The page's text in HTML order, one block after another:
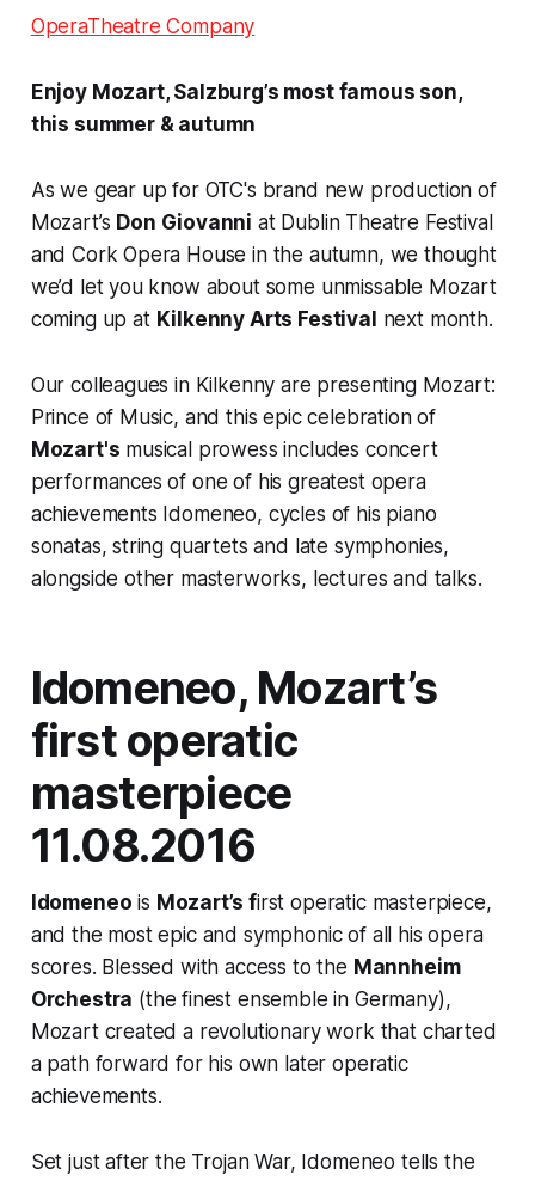
OperaTheatre Company
Enjoy Mozart, Salzburg’s most famous son,
this summer & autumn
As we gear up for OTC's brand new production of
Mozart’s Don Giovanni at Dublin Theatre Festival
and Cork Opera House in the autumn, we thought
we’d let you know about some unmissable Mozart
coming up at Kilkenny Arts Festival next month.
Our colleagues in Kilkenny are presenting Mozart:
Prince of Music, and this epic celebration of
Mozart's musical prowess includes concert
performances of one of his greatest opera
achievements Idomeneo, cycles of his piano
sonatas, string quartets and late symphonies,
alongside other masterworks, lectures and talks.
Idomeneo, Mozart’s
first operatic
masterpiece
11.08.2016
Idomeneo is Mozart’s first operatic masterpiece,
and the most epic and symphonic of all his opera
scores. Blessed with access to the Mannheim
Orchestra (the finest ensemble in Germany),
Mozart created a revolutionary work that charted
a path forward for his own later operatic
achievements.
Set just after the Trojan War, Idomeneo tells the